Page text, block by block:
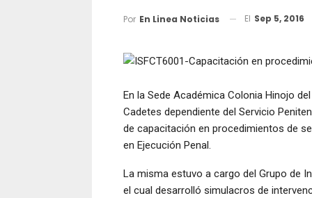
Por En Linea Noticias El Sep 5, 2016
En la Sede Académica Colonia Hinojo
Cadetes dependiente del Servicio
de capacitación en procedimientos de
en Ejecución Penal.
La misma estuvo a cargo del Grupo de
el cual desarrolló simulacros de